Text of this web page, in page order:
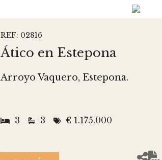
REF: 02816
Ático en Estepona
Arroyo Vaquero, Estepona.
3 3 € 1.175.000